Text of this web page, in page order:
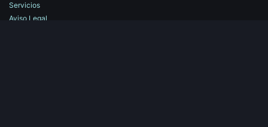
Servicios
Aviso Legal